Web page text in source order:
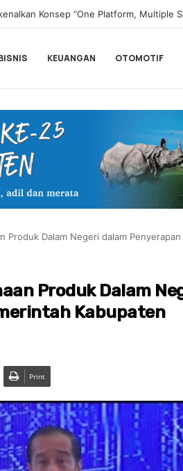
KEUANGAN OTOMOTIF
Produk Dalam Negeri dalam
Produk Dalam
Kabupaten
Print